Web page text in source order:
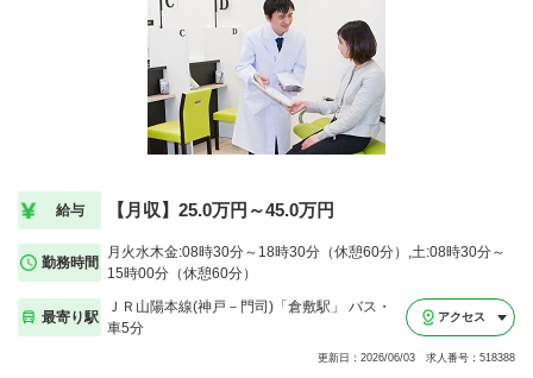
給与 【月収】25.0万円～45.0万円
勤務時間
月火水木金:08時30分～18時30分（休憩60分）,土:08時30分～
15時00分（休憩60分）
最寄り駅
ＪＲ山陽本線(神戸－門司)「倉敷駅」 バス・
車5分
アクセス
更新日：2026/06/03 求人番号：518388